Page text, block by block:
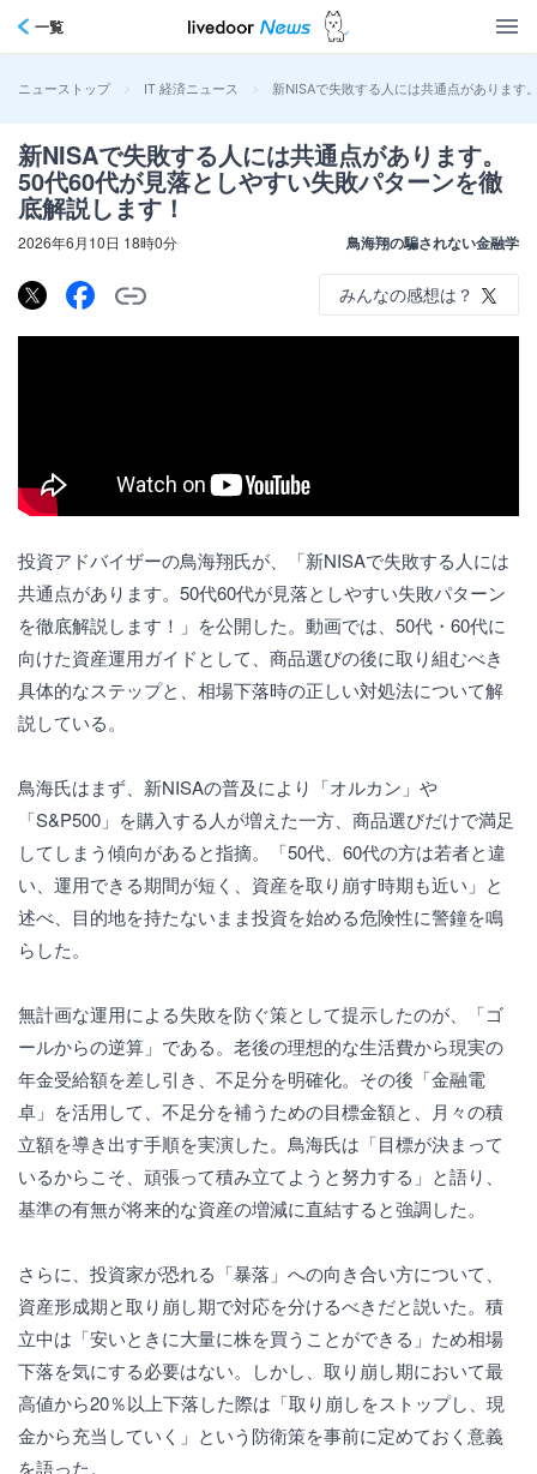
一覧
ニューストップ > IT 経済ニュース > 新NISAで失敗する人には共通点があります
新NISAで失敗する人には共通点があります。
50代60代が見落としやすい失敗パターンを徹
底解説します！
2026年6月10日 18時0分 鳥海翔の騙されない金融学
みんなの感想は？
投資アドバイザーの鳥海翔氏が、「新NISAで失敗する人には
共通点があります。50代60代が見落としやすい失敗パターン
を徹底解説します！」を公開した。動画では、50代・60代に
向けた資産運用ガイドとして、商品選びの後に取り組むべき
具体的なステップと、相場下落時の正しい対処法について解
説している。
鳥海氏はまず、新NISAの普及により「オルカン」や
「S&P500」を購入する人が増えた一方、商品選びだけで満足
してしまう傾向があると指摘。「50代、60代の方は若者と違
い、運用できる期間が短く、資産を取り崩す時期も近い」と
述べ、目的地を持たないまま投資を始める危険性に警鐘を鳴
らした。
無計画な運用による失敗を防ぐ策として提示したのが、「ゴ
ールからの逆算」である。老後の理想的な生活費から現実の
年金受給額を差し引き、不足分を明確化。その後「金融電
卓」を活用して、不足分を補うための目標金額と、月々の積
立額を導き出す手順を実演した。鳥海氏は「目標が決まって
いるからこそ、頑張って積み立てようと努力する」と語り、
基準の有無が将来的な資産の増減に直結すると強調した。
さらに、投資家が恐れる「暴落」への向き合い方について、
資産形成期と取り崩し期で対応を分けるべきだと説いた。積
立中は「安いときに大量に株を買うことができる」ため相場
下落を気にする必要はない。しかし、取り崩し期において最
高値から20％以上下落した際は「取り崩しをストップし、現
金から充当していく」という防衛策を事前に定めておく意義
を語った。